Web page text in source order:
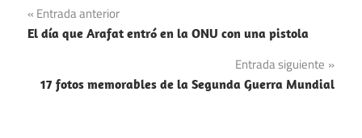
Navegación
de
entradas
Entrada anterior
El día que Arafat entró en la ONU con una pistola
Entrada siguiente
17 fotos memorables de la Segunda Guerra Mundial